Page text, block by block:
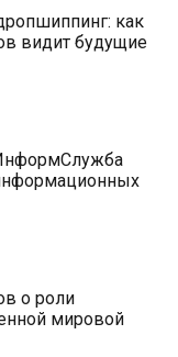
как
видит будущие
о роли
мировой